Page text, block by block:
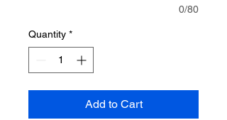
0/80
Quantity *
Add to Cart